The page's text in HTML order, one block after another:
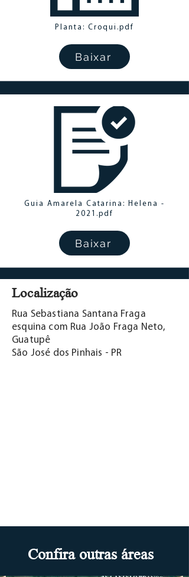
Planta: Croqui.pdf
Baixar
Guia Amarela Catarina: Helena -
2021.pdf
Baixar
Localização
Rua Sebastiana Santana Fraga
esquina com Rua João Fraga Neto,
Guatupê
São José dos Pinhais - PR
Confira outras áreas